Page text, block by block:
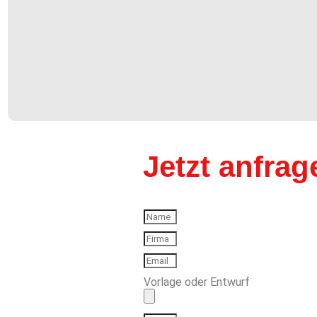
Jetzt
Vorlage oder Entwurf